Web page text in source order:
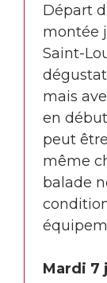
Départ
montée
Saint-
mais
en
peut
même
balade
Mardi 7